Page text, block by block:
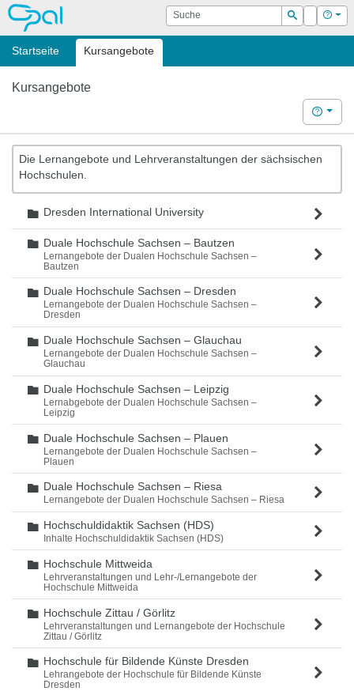
OPAL Suche
Suchen
Login Hilfe
Startseite Kursangebote
Kursangebote
Hilfe
Die Lernangebote und Lehrveranstaltungen der sächsischen
Hochschulen.
Ordner
Dresden International University
Ordner
Duale Hochschule Sachsen – Bautzen
Lernangebote der Dualen Hochschule Sachsen –
Bautzen
Ordner
Duale Hochschule Sachsen – Dresden
Lernangebote der Dualen Hochschule Sachsen –
Dresden
Ordner
Duale Hochschule Sachsen – Glauchau
Lernangebote der Dualen Hochschule Sachsen –
Glauchau
Ordner
Duale Hochschule Sachsen – Leipzig
Lernabgebote der Dualen Hochschule Sachsen –
Leipzig
Ordner
Duale Hochschule Sachsen – Plauen
Lernangebote der Dualen Hochschule Sachsen –
Plauen
Ordner
Duale Hochschule Sachsen – Riesa
Lernangebote der Dualen Hochschule Sachsen – Riesa
Ordner
Hochschuldidaktik Sachsen (HDS)
Inhalte Hochschuldidaktik Sachsen (HDS)
Ordner
Hochschule Mittweida
Lehrveranstaltungen und Lehr-/Lernangebote der
Hochschule Mittweida
Ordner
Hochschule Zittau / Görlitz
Lehrveranstaltungen und Lernangebote der Hochschule
Zittau / Görlitz
Ordner
Hochschule für Bildende Künste Dresden
Lehrangebote der Hochschule für Bildende Künste
Dresden